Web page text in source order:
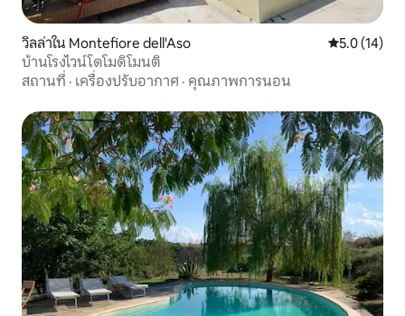
วิลล่าใน Montefiore dell'Aso คะแนนเฉลี่ย
5.0 (14)
บ้านโรงไวน์โดโมดิโมนติ
สถานที่ · เครื่องปรับอากาศ · คุณภาพการนอน